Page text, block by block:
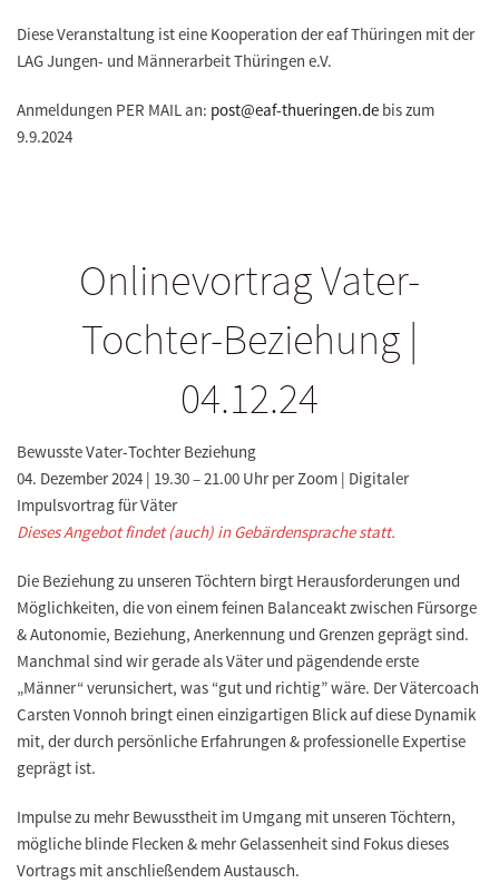
Diese Veranstaltung ist eine Kooperation der eaf Thüringen mit der
LAG Jungen- und Männerarbeit Thüringen e.V.
Anmeldungen PER MAIL an: post@eaf-thueringen.de bis zum
9.9.2024
Onlinevortrag Vater-
Tochter-Beziehung |
04.12.24
Bewusste Vater-Tochter Beziehung
04. Dezember 2024 | 19.30 – 21.00 Uhr per Zoom | Digitaler
Impulsvortrag für Väter
Dieses Angebot findet (auch) in Gebärdensprache statt.
Die Beziehung zu unseren Töchtern birgt Herausforderungen und
Möglichkeiten, die von einem feinen Balanceakt zwischen Fürsorge
& Autonomie, Beziehung, Anerkennung und Grenzen geprägt sind.
Manchmal sind wir gerade als Väter und pägendende erste
„Männer“ verunsichert, was “gut und richtig” wäre. Der Vätercoach
Carsten Vonnoh bringt einen einzigartigen Blick auf diese Dynamik
mit, der durch persönliche Erfahrungen & professionelle Expertise
geprägt ist.
Impulse zu mehr Bewusstheit im Umgang mit unseren Töchtern,
mögliche blinde Flecken & mehr Gelassenheit sind Fokus dieses
Vortrags mit anschließendem Austausch.